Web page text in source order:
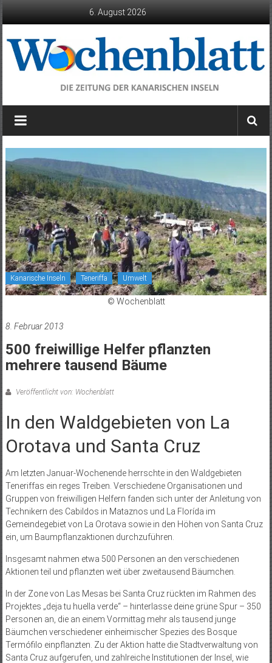
6. August 2026
Wochenblatt
die
Kanarischen
Inseln
Kanarische Inseln Teneriffa Umwelt
© Wochenblatt
8. Februar 2013
500 freiwillige Helfer pflanzten
mehrere tausend Bäume
Veröffentlicht von: Wochenblatt
In den Waldgebieten von La
Orotava und Santa Cruz
Am letzten Januar-Wochenende herrschte in den Waldgebieten
Teneriffas ein reges Treiben. Verschiedene Organisationen und
Gruppen von freiwilligen Helfern fanden sich unter der Anleitung von
Technikern des Cabildos in Mataznos und La Florída im
Gemeindegebiet von La Orotava sowie in den Höhen von Santa Cruz
ein, um Baumpflanzaktionen durchzuführen.
Insgesamt nahmen etwa 500 Personen an den verschiedenen
Aktionen teil und pflanzten weit über zweitausend Bäumchen.
In der Zone von Las Mesas bei Santa Cruz rückten im Rahmen des
Projektes „deja tu huella verde“ – hinterlasse deine grüne Spur – 350
Personen an, die an einem Vormittag mehr als tausend junge
Bäumchen verschiedener einheimischer Spezies des Bosque
Termófilo einpflanzten. Zu der Aktion hatte die Stadtverwaltung von
Santa Cruz aufgerufen, und zahlreiche Institutionen der Insel, wie